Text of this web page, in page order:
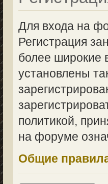
Для входа на
Регистрация
более широкие
установлены
политикой,
на форуме
Общие